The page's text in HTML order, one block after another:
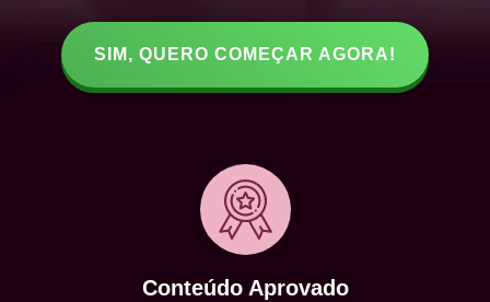
SIM, QUERO COMEÇAR AGORA!
Conteúdo Aprovado